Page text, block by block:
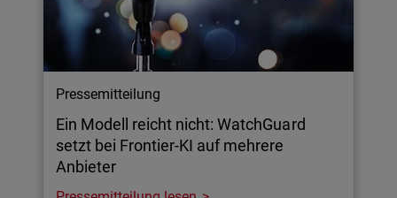
Pressemitteilung
Ein Modell reicht nicht: WatchGuard
setzt bei Frontier-KI auf mehrere
Anbieter